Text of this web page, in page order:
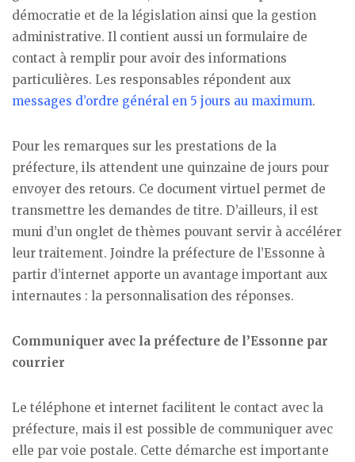
démocratie et de la législation ainsi que la gestion
administrative. Il contient aussi un formulaire de
contact à remplir pour avoir des informations
particulières. Les responsables répondent aux
messages d’ordre général en 5 jours au maximum.
Pour les remarques sur les prestations de la
préfecture, ils attendent une quinzaine de jours pour
envoyer des retours. Ce document virtuel permet de
transmettre les demandes de titre. D’ailleurs, il est
muni d’un onglet de thèmes pouvant servir à accélérer
leur traitement. Joindre la préfecture de l’Essonne à
partir d’internet apporte un avantage important aux
internautes : la personnalisation des réponses.
Communiquer avec la préfecture de l’Essonne par
courrier
Le téléphone et internet facilitent le contact avec la
préfecture, mais il est possible de communiquer avec
elle par voie postale. Cette démarche est importante